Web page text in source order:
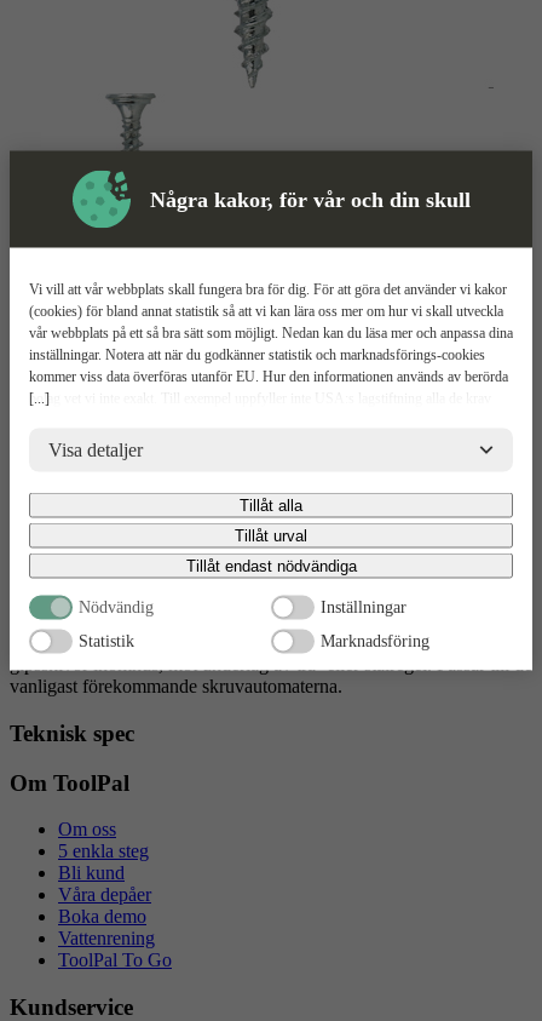
Några kakor, för vår och din skull
[...]
Vi vill att vår webbplats skall fungera bra för dig. För att göra det använder vi kakor
(cookies) för bland annat statistik så att vi kan lära oss mer om hur vi skall utveckla
vår webbplats på ett så bra sätt som möjligt. Nedan kan du läsa mer och anpassa dina
inställningar. Notera att när du godkänner statistik och marknadsförings-cookies
kommer viss data överföras utanför EU. Hur den informationen används av berörda
bolag vet vi inte exakt. Till exempel uppfyller inte USA:s lagstiftning alla de krav
risker för dina personuppgifter. De berörda bolagen måste lämna över uppgifter till
brottsbekämpande myndigheter i USA om de får en sådan begäran. Det kan dock
gällande eventuella personuppgifter som de brottsbekämpande myndigheterna har
fått tillgång till. Genom att godkänna statistik och marknadsförings-cookies nedan
bekräftar du att du samtycker till att data överförs till tredje land.
Visa detaljer
Tillåt alla
Tillåt urval
Tillåt endast nödvändiga
Nödvändig
Inställningar
Statistik
Marknadsföring
Skruv Mer information
MFT Kombiskruv
Produkter
Mer Information
1000-pack rakbandad kombiskruv.
1000-pack rakbandad kombiskruv. Skruven är tillverkad av härdat
stål med en blankförzinkad ytbehandling. Avsedd för montering av
vanligast förekommande skruvautomaterna.
Teknisk spec
Om ToolPal
Om oss
5 enkla steg
Bli kund
Våra depåer
Boka demo
Vattenrening
ToolPal To Go
Kundservice